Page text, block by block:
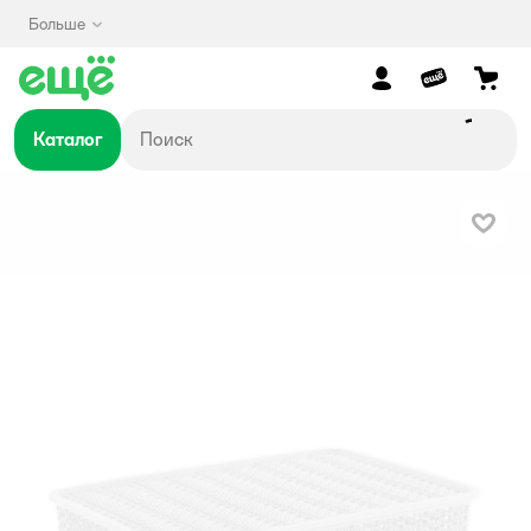
Больше
Каталог
В